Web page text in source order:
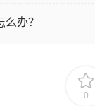
办？
0